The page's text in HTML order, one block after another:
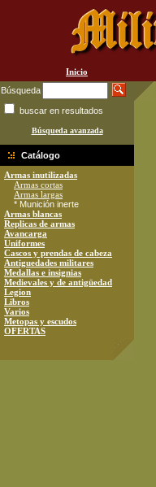
Inicio
Búsqueda
buscar en resultados
Búsqueda avanzada
Catálogo
Armas inutilizadas
Armas cortas
Armas largas
* Munición inerte
Armas blancas
Replicas de armas
Avancarga
Uniformes
Cascos y prendas de cabeza
Antiguedades militares
Medallas e insignias
Medievales y de antigüedad
Legion
Libros
Varios
Metopas y escudos
OFERTAS